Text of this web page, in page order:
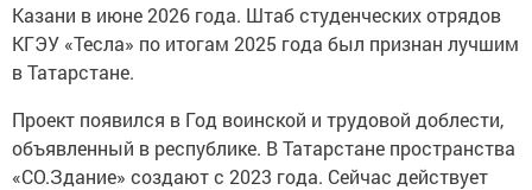
Казани в июне 2026 года. Штаб студенческих отрядов
КГЭУ «Тесла» по итогам 2025 года был признан лучшим
в Татарстане.
Проект появился в Год воинской и трудовой доблести,
объявленный в республике. В Татарстане пространства
«СО.Здание» создают с 2023 года. Сейчас действует